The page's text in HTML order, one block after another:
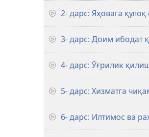
2- дарс: Яҳовага қулоқ
3- дарс: Доим ибодат
4- дарс: Ўғрилик
5- дарс: Хизматга
6- дарс: Илтимос ва